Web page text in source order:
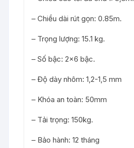
– Chiều dài rút gọn: 0.85m.
– Trọng lượng: 15.1 kg.
– Số bậc: 2×6 bậc.
– Độ dày nhôm: 1,2-1,5 mm
– Khóa an toàn: 50mm
– Tải trọng: 150kg.
– Bảo hành: 12 tháng